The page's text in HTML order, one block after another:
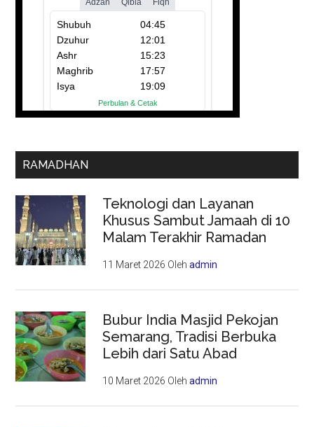
RAMADHAN
Teknologi dan Layanan
Khusus Sambut Jamaah di 10
Malam Terakhir Ramadan
11 Maret 2026 Olehadmin
Bubur India Masjid Pekojan
Semarang, Tradisi Berbuka
Lebih dari Satu Abad
10 Maret 2026 Olehadmin